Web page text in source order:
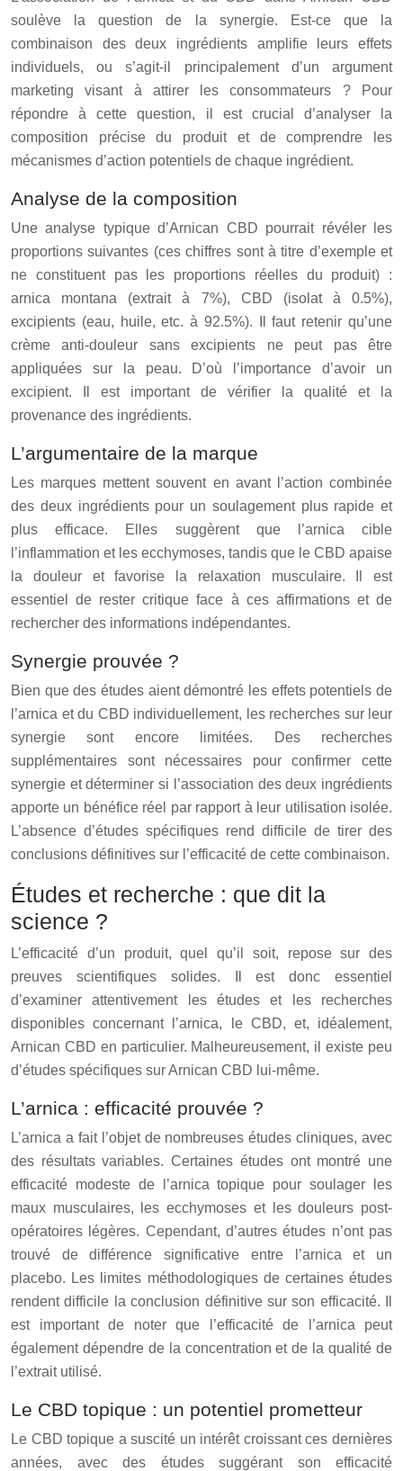
soulève la question de la synergie. Est-ce que la
combinaison des deux ingrédients amplifie leurs effets
individuels, ou s’agit-il principalement d’un argument
marketing visant à attirer les consommateurs ? Pour
répondre à cette question, il est crucial d’analyser la
composition précise du produit et de comprendre les
mécanismes d’action potentiels de chaque ingrédient.
Analyse de la composition
Une analyse typique d’Arnican CBD pourrait révéler les
proportions suivantes (ces chiffres sont à titre d’exemple et
ne constituent pas les proportions réelles du produit) :
arnica montana (extrait à 7%), CBD (isolat à 0.5%),
excipients (eau, huile, etc. à 92.5%). Il faut retenir qu’une
crème anti-douleur sans excipients ne peut pas être
appliquées sur la peau. D’où l’importance d’avoir un
excipient. Il est important de vérifier la qualité et la
provenance des ingrédients.
L’argumentaire de la marque
Les marques mettent souvent en avant l’action combinée
des deux ingrédients pour un soulagement plus rapide et
plus efficace. Elles suggèrent que l’arnica cible
l’inflammation et les ecchymoses, tandis que le CBD apaise
la douleur et favorise la relaxation musculaire. Il est
essentiel de rester critique face à ces affirmations et de
rechercher des informations indépendantes.
Synergie prouvée ?
Bien que des études aient démontré les effets potentiels de
l’arnica et du CBD individuellement, les recherches sur leur
synergie sont encore limitées. Des recherches
supplémentaires sont nécessaires pour confirmer cette
synergie et déterminer si l’association des deux ingrédients
apporte un bénéfice réel par rapport à leur utilisation isolée.
L’absence d’études spécifiques rend difficile de tirer des
conclusions définitives sur l’efficacité de cette combinaison.
Études et recherche : que dit la
science ?
L’efficacité d’un produit, quel qu’il soit, repose sur des
preuves scientifiques solides. Il est donc essentiel
d’examiner attentivement les études et les recherches
disponibles concernant l’arnica, le CBD, et, idéalement,
Arnican CBD en particulier. Malheureusement, il existe peu
d’études spécifiques sur Arnican CBD lui-même.
L’arnica : efficacité prouvée ?
L’arnica a fait l’objet de nombreuses études cliniques, avec
des résultats variables. Certaines études ont montré une
efficacité modeste de l’arnica topique pour soulager les
maux musculaires, les ecchymoses et les douleurs post-
opératoires légères. Cependant, d’autres études n’ont pas
trouvé de différence significative entre l’arnica et un
placebo. Les limites méthodologiques de certaines études
rendent difficile la conclusion définitive sur son efficacité. Il
est important de noter que l’efficacité de l’arnica peut
également dépendre de la concentration et de la qualité de
l’extrait utilisé.
Le CBD topique : un potentiel prometteur
Le CBD topique a suscité un intérêt croissant ces dernières
années, avec des études suggérant son efficacité